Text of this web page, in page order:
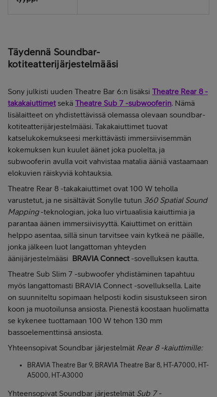
Täydennä Soundbar-
kotiteatterijärjestelmääsi
Sony julkisti uuden Theatre Bar 6:n lisäksi Theatre Rear 8 -
takakaiuttimetsekä Theatre Sub 7 -subwooferin. Nämä
lisälaitteet on yhdistettävissä olemassa olevaan soundbar-
kotiteatterijärjestelmääsi. Takakaiuttimet tuovat
katselukokemukseesi merkittävästi immersiivisemmän
kokemuksen kun kuulet äänet joka puolelta, ja
subwooferin avulla voit vahvistaa matalia ääniä vastaamaan
elokuvien räiskyviä kohtauksia.
Theatre Rear 8 -takakaiuttimet ovat 100 W teholla
varustetut, ja ne sisältävät Sonylle tutun 360 Spatial Sound
Mapping-teknologian, joka luo virtuaalisia kaiuttimia ja
parantaa äänen immersiivisyyttä. Kaiuttimet on erittäin
helppo asentaa, sillä sinun tarvitsee vain kytkeä ne päälle,
jonka jälkeen luot langattoman yhteyden
äänijärjestelmääsi BRAVIA Connect-sovelluksen kautta.
Theatre Sub Slim 7 -subwoofer yhdistäminen tapahtuu
myös langattomasti BRAVIA Connect -sovelluksella. Laite
on suunniteltu sopimaan helposti kodin sisustukseen siron
koon ja muotoilunsa ansiosta. Pienestä koostaan huolimatta
se kykenee tuottamaan 100 W tehon 130 mm
bassoelementtinsä ansiosta.
Yhteensopivat Soundbar järjestelmät Rear 8 -kaiuttimille:
BRAVIA Theatre Bar 9, BRAVIA Theatre Bar 8, HT-A7000, HT-
A5000, HT-A3000
Yhteensopivat Soundbar järjestelmät Sub 7 -